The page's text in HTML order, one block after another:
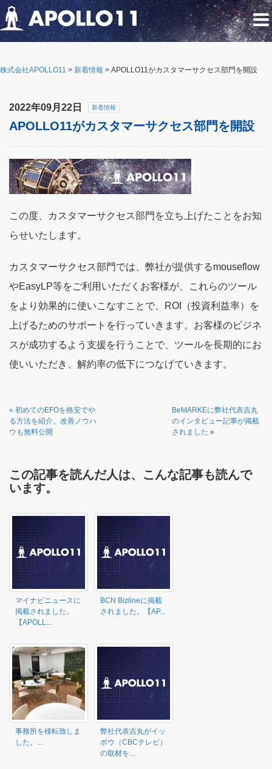
株式会社APOLLO11 > 新着情報 > APOLLO11がカスタマーサクセス部門を開設
2022年09月22日 新着情報
APOLLO11がカスタマーサクセス部門を開設
この度、カスタマーサクセス部門を立ち上げたことをお知
らせいたします。
カスタマーサクセス部門では、弊社が提供するmouseflow
やEasyLP等をご利用いただくお客様が、これらのツール
をより効果的に使いこなすことで、ROI（投資利益率）を
上げるためのサポートを行っていきます。お客様のビジネ
スが成功するよう支援を行うことで、ツールを長期的にお
使いいただき、解約率の低下につなげていきます。
« 初めてのEFOを格安でや
る方法を紹介。改善ノウハ
ウも無料公開
BeMARKEに弊社代表吉丸
のインタビュー記事が掲載
されました »
この記事を読んだ人は、こんな記事も読んで
います。
マイナビニュースに
掲載されました。
【APOLL...
BCN Bizlineに掲載
されました。【AP...
事務所を移転致しま
した。...
弊社代表吉丸がイッ
ポウ（CBCテレビ）
の取材を...